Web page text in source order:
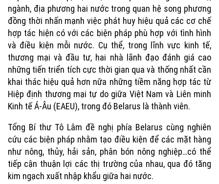
Kinh nghiệm
Xe máy
Thị trường
Đánh giá
Tuyển sinh
Hướng nghiệp
Tin tức
Làng nghề
Di tích
Sức khỏe
Y tế
Dinh dưỡng
Tư vấn sức khỏe
Thể thao
Bóng đá
Quần vợt
Giải trí
Tin tức
Sao
Điện ảnh
Thời trang
Đã phát sóng
ngành, địa phương hai nước trong quan hệ song phương
đồng thời nhấn mạnh việc phát huy hiệu quả các cơ chế
hợp tác hiện có với các biện pháp phù hợp với tình hình
và điều kiện mỗi nước. Cụ thể, trong lĩnh vực kinh tế,
thương mại và đầu tư, hai nhà lãnh đạo đánh giá cao
những tiến triển tích cực thời gian qua và thống nhất cần
khai thác hiệu quả hơn nữa những tiềm năng hợp tác từ
Hiệp định thương mại tự do giữa Việt Nam và Liên minh
Kinh tế Á-Âu (EAEU), trong đó Belarus là thành viên.
Tổng Bí thư Tô Lâm đề nghị phía Belarus cùng nghiên
cứu các biện pháp nhằm tạo điều kiện để các mặt hàng
như nông, thủy, hải sản, phân bón nông nghiệp…có thể
tiếp cận thuận lợi các thị trường của nhau, qua đó tăng
kim ngạch xuất nhập khẩu giữa hai nước.